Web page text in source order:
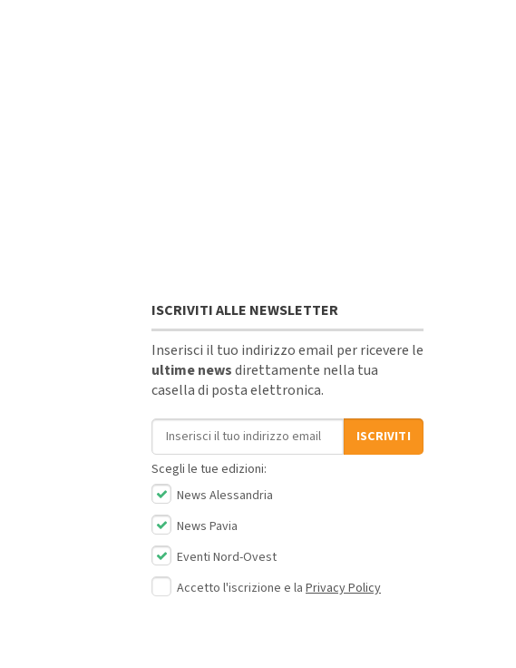
ISCRIVITI ALLE NEWSLETTER
Inserisci il tuo indirizzo email per ricevere le
ultime newsdirettamente nella tua
casella di posta elettronica.
Indirizzo email
ISCRIVITI
Scegli le tue edizioni:
News Alessandria
News Pavia
Eventi Nord-Ovest
Accetto l'iscrizione e la Privacy Policy